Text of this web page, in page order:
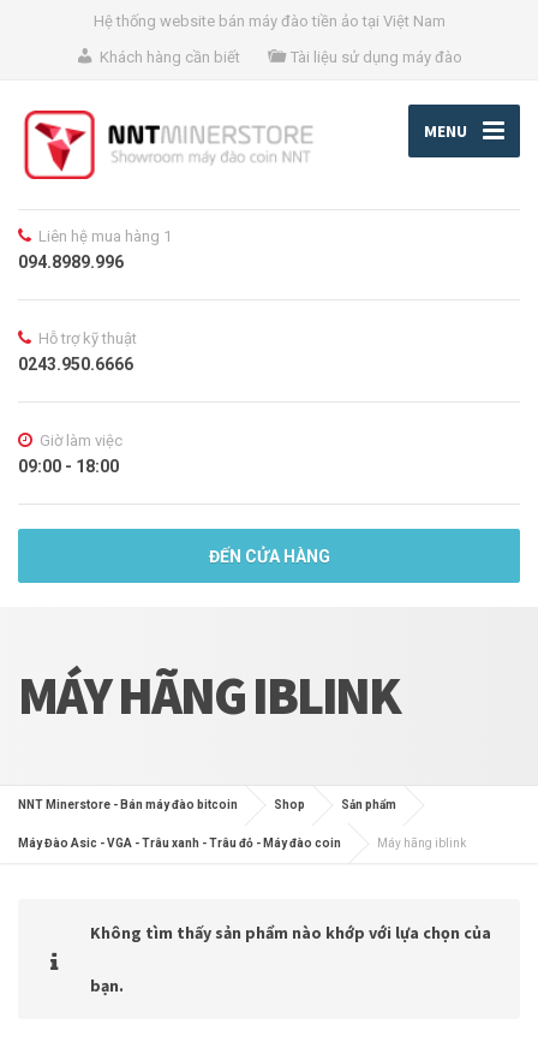
Hệ thống website bán máy đào tiền ảo tại Việt Nam
Khách hàng cần biết
Tài liệu sử dụng máy đào
MENU
Liên hệ mua hàng 1
094.8989.996
Hỗ trợ kỹ thuật
0243.950.6666
Giờ làm việc
09:00 - 18:00
ĐẾN CỬA HÀNG
MÁY HÃNG IBLINK
NNT Minerstore - Bán máy đào bitcoin Shop Sản phẩm
Máy Đào Asic - VGA - Trâu xanh - Trâu đỏ - Máy đào coin Máy hãng iblink
Không tìm thấy sản phẩm nào khớp với lựa chọn của
bạn.